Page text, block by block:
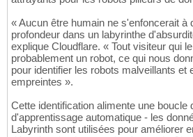
« Aucun être humain ne s'enfoncerait à
profondeur dans un labyrinthe
explique Cloudflare. « Tout visiteur qui
probablement un robot, ce qui nous
pour identifier les robots malveillants et
empreintes ».
Cette identification alimente une boucle
d'apprentissage automatique - les
Labyrinth sont utilisées pour améliorer